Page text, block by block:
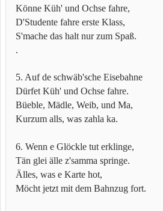
Könne Küh' und Ochse fahre,
D'Studente fahre erste Klass,
S'mache das halt nur zum Spaß.
.
5. Auf de schwäb'sche Eisebahne
Dürfet Küh' und Ochse fahre.
Büeble, Mädle, Weib, und Ma,
Kurzum alls, was zahla ka.
6. Wenn e Glöckle tut erklinge,
Tän glei älle z'samma springe.
Älles, was e Karte hot,
Möcht jetzt mit dem Bahnzug fort.